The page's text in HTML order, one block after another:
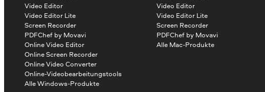
Video Editor
Video Editor Lite
Screen Recorder
PDFChef by Movavi
Online Video Editor
Online Screen Recorder
Online Video Converter
Online-Videobearbeitungstools
Alle Windows-Produkte
Video Editor
Video Editor Lite
Screen Recorder
PDFChef by Movavi
Alle Mac-Produkte